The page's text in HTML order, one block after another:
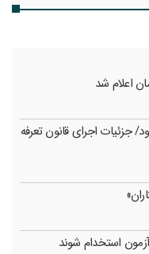
اعلام شد
می‌شود/ جزئیات اجرای قانون تعرفه
استخدام شوند